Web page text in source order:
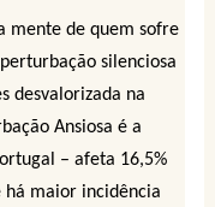
mente de quem sofre
silenciosa
desvalorizada na
Ansiosa é a
– afeta 16,5%
há maior incidência